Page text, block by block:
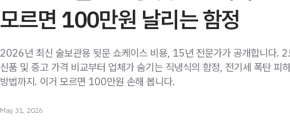
모르면 100만원 날리는 함정
2026년 최신 술보관용 뒷문 쇼케이스 비용, 15년 전문가가 공개합니다.
신품 및 중고 가격 비교부터 업체가 숨기는 직냉식의 함정, 전기세 폭탄 피
방법까지. 이거 모르면 100만원 손해 봅니다.
May 31, 2026